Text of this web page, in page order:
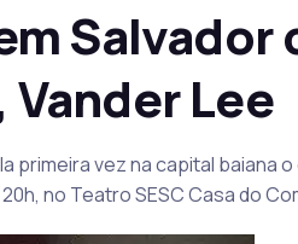
Salvador
Lee
primeira vez na capital baiana
no Teatro SESC Casa do